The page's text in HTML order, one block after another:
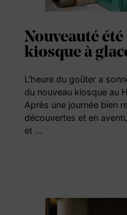
Nouveauté
kiosque à
L'heure du goûter a
du nouveau kiosque au
Après une journée bien
découvertes et en
et …